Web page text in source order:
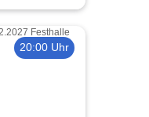
20:00 Uhr